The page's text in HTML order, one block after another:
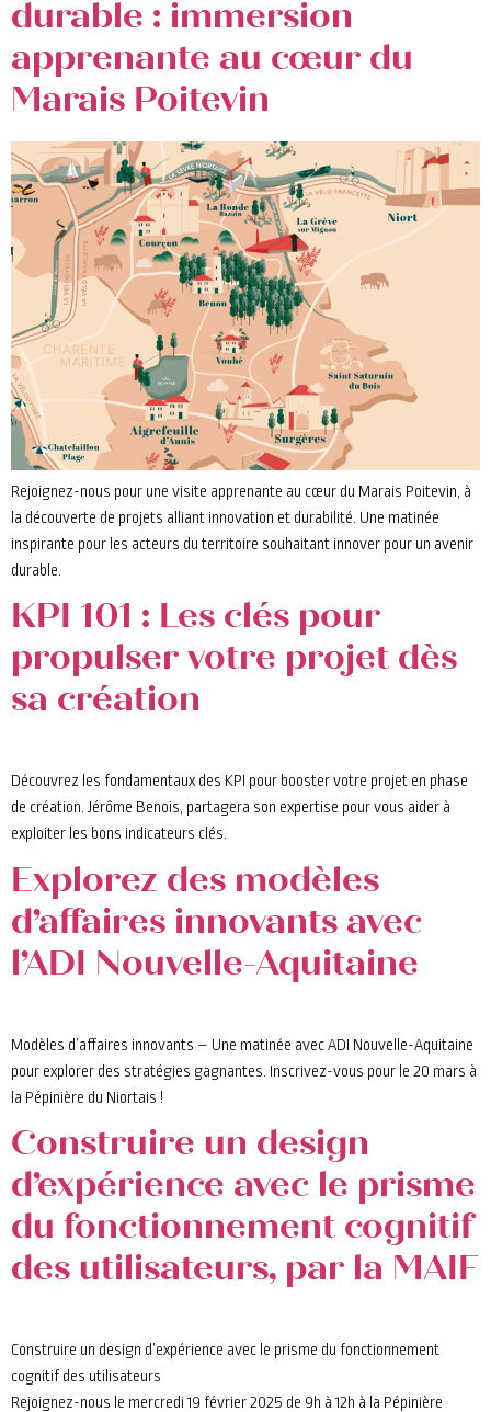
durable : immersion
apprenante au cœur du
Marais Poitevin
Rejoignez-nous pour une visite apprenante au cœur du Marais Poitevin, à
la découverte de projets alliant innovation et durabilité. Une matinée
inspirante pour les acteurs du territoire souhaitant innover pour un avenir
durable.
KPI 101 : Les clés pour
propulser votre projet dès
sa création
Découvrez les fondamentaux des KPI pour booster votre projet en phase
de création. Jérôme Benois, partagera son expertise pour vous aider à
exploiter les bons indicateurs clés.
Explorez des modèles
d’affaires innovants avec
l’ADI Nouvelle-Aquitaine
Modèles d’affaires innovants – Une matinée avec ADI Nouvelle-Aquitaine
pour explorer des stratégies gagnantes. Inscrivez-vous pour le 20 mars à
la Pépinière du Niortais !
Construire un design
d’expérience avec le prisme
du fonctionnement cognitif
des utilisateurs, par la MAIF
Construire un design d’expérience avec le prisme du fonctionnement
cognitif des utilisateurs
Rejoignez-nous le mercredi 19 février 2025 de 9h à 12h à la Pépinière